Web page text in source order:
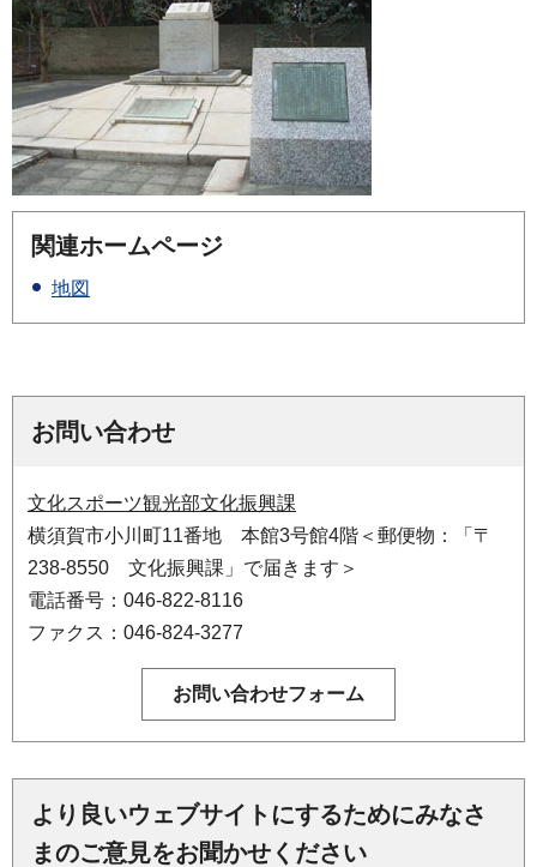
関連ホームページ
地図
お問い合わせ
文化スポーツ観光部文化振興課
横須賀市小川町11番地 本館3号館4階＜郵便物：「〒
238-8550 文化振興課」で届きます＞
電話番号：046-822-8116
ファクス：046-824-3277
より良いウェブサイトにするためにみなさ
まのご意見をお聞かせください